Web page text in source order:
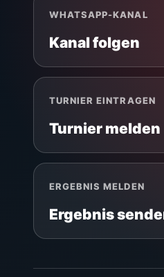
WHATSAPP-KANAL
Kanal folgen
TURNIER EINTRAGEN
Turnier melden
ERGEBNIS MELDEN
Ergebnis